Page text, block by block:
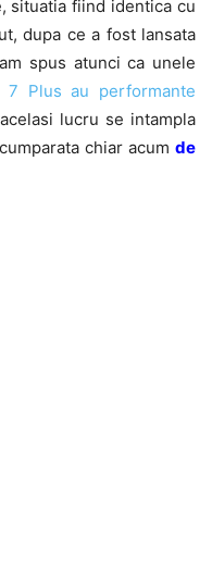
situatia fiind identica cu
dupa ce a fost lansata
spus atunci ca unele
Plus au performante
lucru se intampla
chiar acum de